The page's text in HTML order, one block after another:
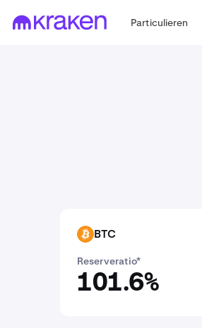
Particulieren
BTC BTC
Reserveratio*
101.6%